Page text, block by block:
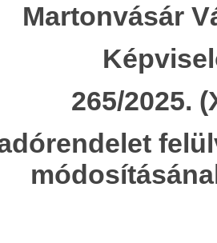
Martonvásár
265/2025.